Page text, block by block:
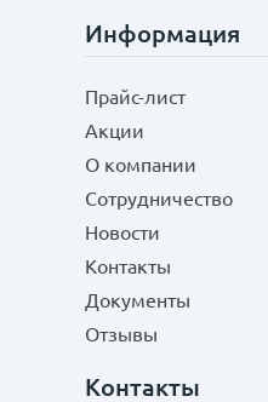
Информация
Прайс-лист
Акции
О компании
Сотрудничество
Новости
Контакты
Документы
Отзывы
Контакты